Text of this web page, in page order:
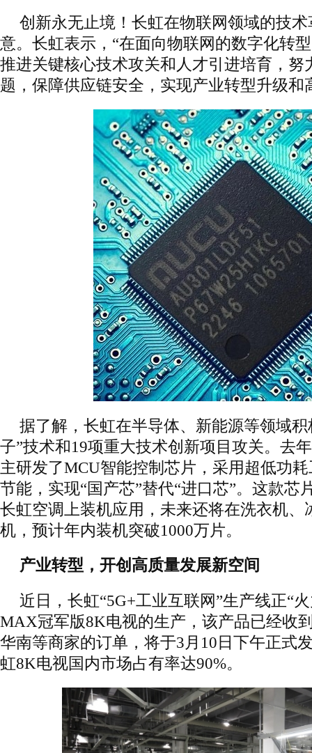
创新永无止境！长虹在物联网领域的技
意。长虹表示，“在面向物联网的数字化转
推进关键核心技术攻关和人才引进培育，努
题，保障供应链安全，实现产业转型升级和
据了解，长虹在半导体、新能源等领域积
子”技术和19项重大技术创新项目攻关。去
主研发了MCU智能控制芯片，采用超低功
节能，实现“国产芯”替代“进口芯”。这款芯
长虹空调上装机应用，未来还将在洗衣机、
机，预计年内装机突破1000万片。
产业转型，开创高质量发展新空间
近日，长虹“5G+工业互联网”生产线正“
MAX冠军版8K电视的生产，该产品已经收
华南等商家的订单，将于3月10日下午正式
虹8K电视国内市场占有率达90%。